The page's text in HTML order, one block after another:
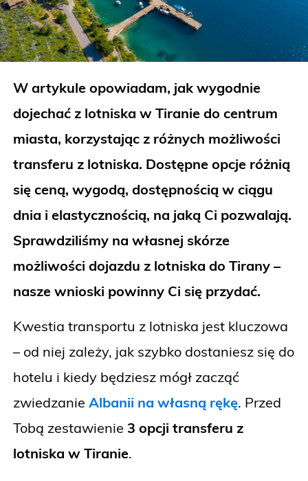
W artykule opowiadam, jak wygodnie
dojechać z lotniska w Tiranie do centrum
miasta, korzystając z różnych możliwości
transferu z lotniska. Dostępne opcje różnią
się ceną, wygodą, dostępnością w ciągu
dnia i elastycznością, na jaką Ci pozwalają.
Sprawdziliśmy na własnej skórze
możliwości dojazdu z lotniska do Tirany –
nasze wnioski powinny Ci się przydać.
Kwestia transportu z lotniska jest kluczowa
– od niej zależy, jak szybko dostaniesz się do
hotelu i kiedy będziesz mógł zacząć
zwiedzanie Albanii na własną rękę. Przed
Tobą zestawienie 3 opcji transferu z
lotniska w Tiranie.